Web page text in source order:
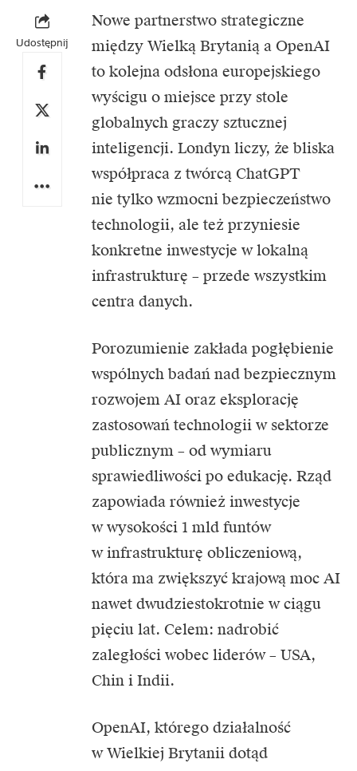
Udostępnij
Nowe partnerstwo strategiczne
między Wielką Brytanią a OpenAI
to kolejna odsłona europejskiego
wyścigu o miejsce przy stole
globalnych graczy sztucznej
inteligencji. Londyn liczy, że bliska
współpraca z twórcą ChatGPT
nie tylko wzmocni bezpieczeństwo
technologii, ale też przyniesie
konkretne inwestycje w lokalną
infrastrukturę – przede wszystkim
centra danych.
Porozumienie zakłada pogłębienie
wspólnych badań nad bezpiecznym
rozwojem AI oraz eksplorację
zastosowań technologii w sektorze
publicznym – od wymiaru
sprawiedliwości po edukację. Rząd
zapowiada również inwestycje
w wysokości 1 mld funtów
w infrastrukturę obliczeniową,
która ma zwiększyć krajową moc AI
nawet dwudziestokrotnie w ciągu
pięciu lat. Celem: nadrobić
zaległości wobec liderów – USA,
Chin i Indii.
OpenAI, którego działalność
w Wielkiej Brytanii dotąd